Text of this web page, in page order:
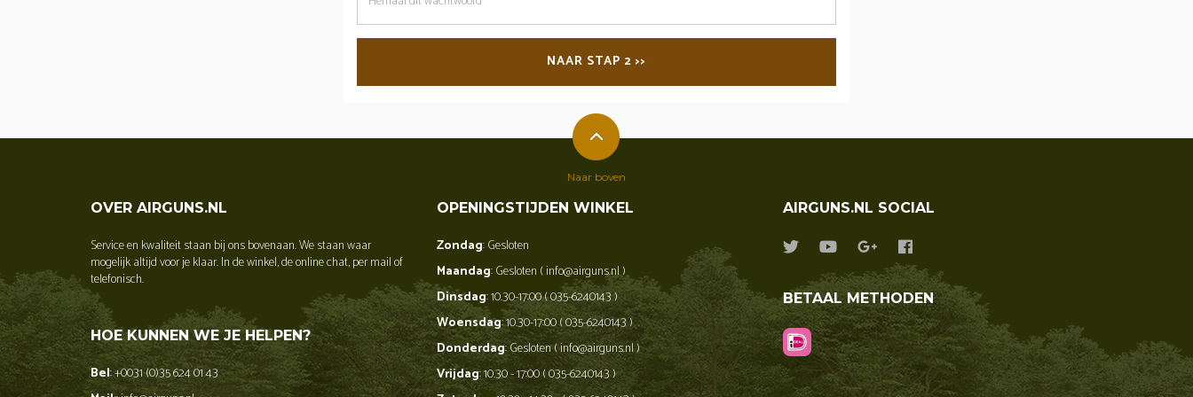
NAAR STAP 2 >>
OVER AIRGUNS.NL
Service en kwaliteit staan bij ons bovenaan. We staan waar
mogelijk altijd voor je klaar. In de winkel, de online chat, per mail of
telefonisch.
HOE KUNNEN WE JE HELPEN?
Bel: +0031 (0)35 624 01 43
OPENINGSTIJDEN WINKEL
Zondag: Gesloten
Maandag: Gesloten ( info@airguns.nl )
Dinsdag: 10.30-17:00 ( 035-6240143 )
Woensdag: 10.30-17:00 ( 035-6240143 )
Donderdag: Gesloten ( info@airguns.nl )
Vrijdag: 10.30 - 17:00 ( 035-6240143 )
AIRGUNS.NL SOCIAL
BETAAL METHODEN
Naar boven